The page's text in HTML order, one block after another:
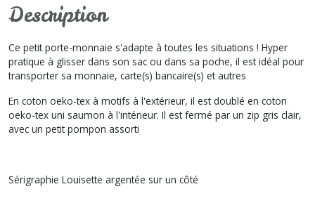
Description
Ce petit porte-monnaie s'adapte à toutes les situations ! Hyper
pratique à glisser dans son sac ou dans sa poche, il est idéal pour
transporter sa monnaie, carte(s) bancaire(s) et autres
En coton oeko-tex à motifs à l'extérieur, il est doublé en coton
oeko-tex uni saumon à l'intérieur. Il est fermé par un zip gris clair,
avec un petit pompon assorti
Sérigraphie Louisette argentée sur un côté